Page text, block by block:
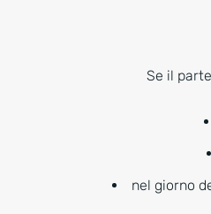
Se il
nel giorno